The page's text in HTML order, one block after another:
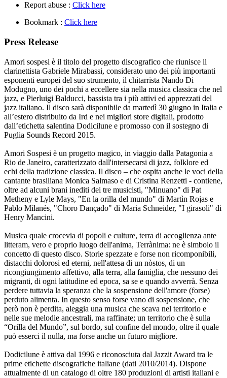
Report abuse : Click here
Bookmark : Click here
Press Release
Amori sospesi è il titolo del progetto discografico che riunisce il
clarinettista Gabriele Mirabassi, considerato uno dei più importanti
esponenti europei del suo strumento, il chitarrista Nando Di
Modugno, uno dei pochi a eccellere sia nella musica classica che nel
jazz, e Pierluigi Balducci, bassista tra i più attivi ed apprezzati del
jazz italiano. Il disco sarà disponibile da martedì 30 giugno in Italia e
all’estero distribuito da Ird e nei migliori store digitali, prodotto
dall’etichetta salentina Dodicilune e promosso con il sostegno di
Puglia Sounds Record 2015.
Amori Sospesi è un progetto magico, in viaggio dalla Patagonia a
Rio de Janeiro, caratterizzato dall'intersecarsi di jazz, folklore ed
echi della tradizione classica. Il disco – che ospita anche le voci della
cantante brasiliana Monica Salmaso e di Cristina Renzetti - contiene,
oltre ad alcuni brani inediti dei tre musicisti, "Minuano" di Pat
Metheny e Lyle Mays, "En la orilla del mundo" di Martìn Rojas e
Pablo Milanés, "Choro Dançado" di Maria Schneider, "I girasoli" di
Henry Mancini.
Musica quale crocevia di popoli e culture, terra di accoglienza ante
litteram, vero e proprio luogo dell'anima, Terrànima: ne è simbolo il
concetto di questo disco. Storie spezzate e forse non ricomponibili,
distacchi dolorosi ed eterni, nell'attesa di un nòstos, di un
ricongiungimento affettivo, alla terra, alla famiglia, che nessuno dei
migranti, di ogni latitudine ed epoca, sa se e quando avverrà. Senza
perdere tuttavia la speranza che la sospensione dell'amore (forse)
perduto alimenta. In questo senso forse vano di sospensione, che
però non è perdita, aleggia una musica che scava nel territorio e
nelle sue melodie ancestrali, ma raffinate; un territorio che è sulla
“Orilla del Mundo”, sul bordo, sul confine del mondo, oltre il quale
può esserci il nulla, ma forse anche un futuro migliore.
Dodicilune è attiva dal 1996 e riconosciuta dal Jazzit Award tra le
prime etichette discografiche italiane (dati 2010/2014). Dispone
attualmente di un catalogo di oltre 180 produzioni di artisti italiani e